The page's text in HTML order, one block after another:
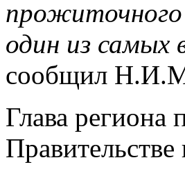
один из самых
сообщил
Глава региона